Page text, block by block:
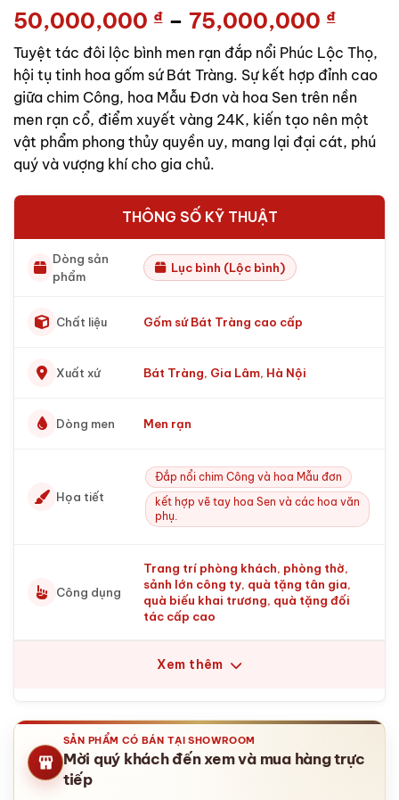
50,000,000 ₫ – 75,000,000 ₫
giá:
từ
đến
Tuyệt tác đôi lộc bình men rạn đắp nổi Phúc Lộc Thọ,
hội tụ tinh hoa gốm sứ Bát Tràng. Sự kết hợp đỉnh cao
giữa chim Công, hoa Mẫu Đơn và hoa Sen trên nền
men rạn cổ, điểm xuyết vàng 24K, kiến tạo nên một
vật phẩm phong thủy quyền uy, mang lại đại cát, phú
quý và vượng khí cho gia chủ.
THÔNG SỐ KỸ THUẬT
Dòng sản
phẩm
Lục bình (Lộc bình)
Chất liệu Gốm sứ Bát Tràng cao cấp
Xuất xứ Bát Tràng, Gia Lâm, Hà Nội
Dòng men Men rạn
Họa tiết
Đắp nổi chim Công và hoa Mẫu đơn
kết hợp vẽ tay hoa Sen và các hoa văn
phụ.
Công dụng
Trang trí phòng khách, phòng thờ,
sảnh lớn công ty, quà tặng tân gia,
quà biếu khai trương, quà tặng đối
tác cấp cao
Xem thêm
SẢN PHẨM CÓ BÁN TẠI SHOWROOM
Mời quý khách đến xem và mua hàng trực
tiếp